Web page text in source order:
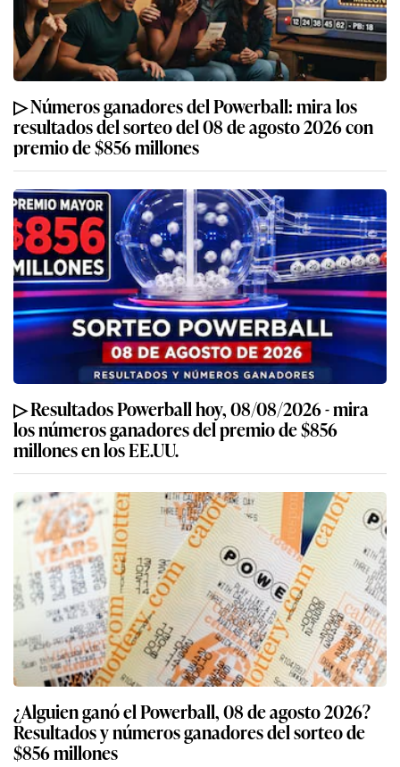
▷ Números ganadores del Powerball: mira los
resultados del sorteo del 08 de agosto 2026 con
premio de $856 millones
▷ Resultados Powerball hoy, 08/08/2026 - mira
los números ganadores del premio de $856
millones en los EE.UU.
¿Alguien ganó el Powerball, 08 de agosto 2026?
Resultados y números ganadores del sorteo de
$856 millones